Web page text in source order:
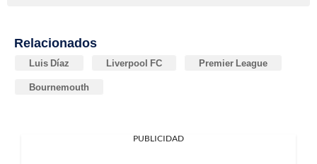
Relacionados
Luis Díaz Liverpool FC Premier League
Bournemouth
PUBLICIDAD